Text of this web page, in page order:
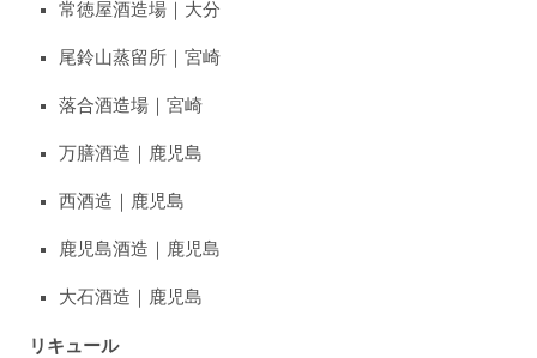
常徳屋酒造場｜大分
尾鈴山蒸留所｜宮崎
落合酒造場｜宮崎
万膳酒造｜鹿児島
西酒造｜鹿児島
鹿児島酒造｜鹿児島
大石酒造｜鹿児島
リキュール